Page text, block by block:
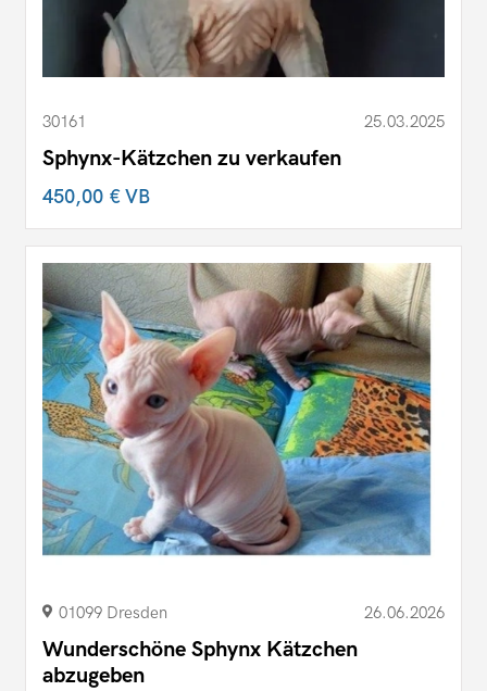
30161 25.03.2025
Sphynx-Kätzchen zu verkaufen
450,00 €VB
01099 Dresden 26.06.2026
Wunderschöne Sphynx Kätzchen
abzugeben